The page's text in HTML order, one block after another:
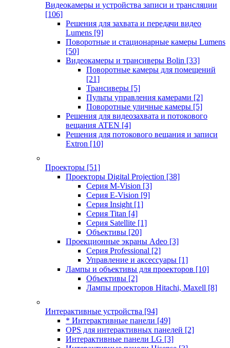
Видеокамеры и устройства записи и трансляции
[106]
Решения для захвата и передачи видео
Lumens [9]
Поворотные и стационарные камеры Lumens
[50]
Видеокамеры и трансиверы Bolin [33]
Поворотные камеры для помещений
[21]
Трансиверы [5]
Пульты управления камерами [2]
Поворотные уличные камеры [5]
Решения для видеозахвата и потокового
вещания ATEN [4]
Решения для потокового вещания и записи
Extron [10]
Проекторы [51]
Проекторы Digital Projection [38]
Серия M-Vision [3]
Серия E-Vision [9]
Серия Insight [1]
Серия Titan [4]
Серия Satellite [1]
Объективы [20]
Проекционные экраны Adeo [3]
Серия Professional [2]
Управление и аксессуары [1]
Лампы и объективы для проекторов [10]
Объективы [2]
Лампы проекторов Hitachi, Maxell [8]
Интерактивные устройства [94]
* Интерактивные панели [49]
OPS для интерактивных панелей [2]
Интерактивные панели LG [3]